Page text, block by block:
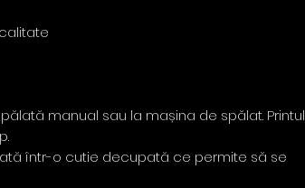
manual sau la mașina de spălat. Printul
într-o cutie decupată ce permite să se